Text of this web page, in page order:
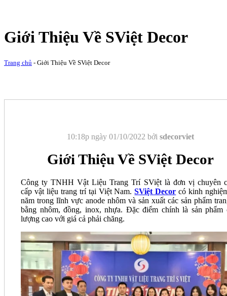
Giới Thiệu Về SViệt Decor
Trang chủ - Giới Thiệu Về SViệt Decor
10:18p ngày 01/10/2022 bởi sdecorviet
Giới Thiệu Về SViệt Decor
Công ty TNHH Vật Liệu Trang Trí SViệt là đơn vị chuyên
cấp vật liệu trang trí tại Việt Nam.SViệt Decor có kinh
năm trong lĩnh vực anode nhôm và sản xuất các sản phẩm
bằng nhôm, đồng, inox, nhựa. Đặc điểm chính là sản phẩm
lượng cao với giá cả phải chăng.